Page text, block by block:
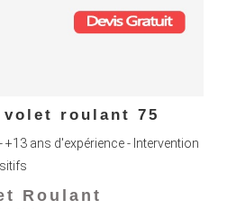
volet roulant 75
+13 ans d'expérience - Intervention
Roulant